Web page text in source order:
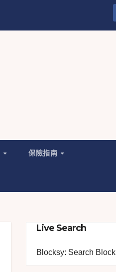
保險指南
Live Search
Blocksy: Search Block